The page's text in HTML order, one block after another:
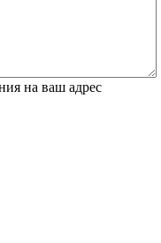
на ваш адрес